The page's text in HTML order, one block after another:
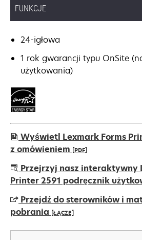
FUNKCJE
24-igłowa
1 rok gwarancji typu OnSite
użytkowania)
Wyświetl Lexmark Forms
z omówieniem [PDF]
opens
in
new
tab
Przejrzyj nasz interaktywny
Printer 2591 podręcznik
Przejdź do sterowników i
pobrania [ŁĄCZE]
opens